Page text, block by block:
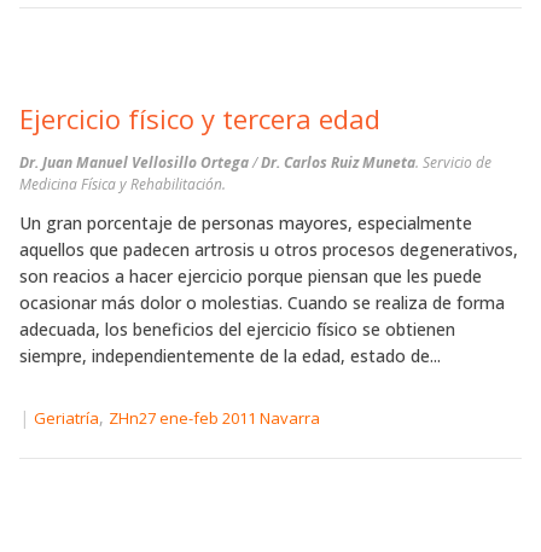
Ejercicio físico y tercera edad
Dr. Juan Manuel Vellosillo Ortega/Dr. Carlos Ruiz Muneta. Servicio de
Medicina Física y Rehabilitación.
Un gran porcentaje de personas mayores, especialmente
aquellos que padecen artrosis u otros procesos degenerativos,
son reacios a hacer ejercicio porque piensan que les puede
ocasionar más dolor o molestias. Cuando se realiza de forma
adecuada, los beneficios del ejercicio físico se obtienen
siempre, independientemente de la edad, estado de...
| Geriatría, ZHn27 ene-feb 2011 Navarra